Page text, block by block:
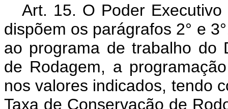
Art. 15. O Poder
dispõem os parágrafos 2° e
ao programa de trabalho do
de Rodagem, a
nos valores indicados, tendo
Taxa de Conservação de